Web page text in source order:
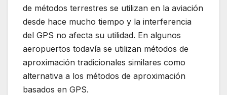
de métodos terrestres se utilizan en la aviación
desde hace mucho tiempo y la interferencia
del GPS no afecta su utilidad. En algunos
aeropuertos todavía se utilizan métodos de
aproximación tradicionales similares como
alternativa a los métodos de aproximación
basados en GPS.